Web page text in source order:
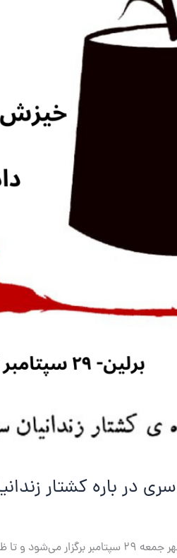
در باره کشتار
گردهمایی در چه تاریخی برگزار می‌شود؟ نهمین